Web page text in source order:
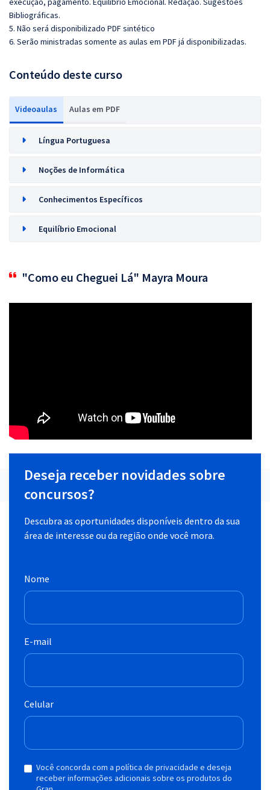
Bibliográficas.
5. Não será disponibilizado PDF sintético
6. Serão ministradas somente as aulas em PDF já disponibilizadas.
Conteúdo deste curso
Videoaulas Aulas em PDF
Língua Portuguesa
Noções de Informática
Conhecimentos Específicos
Equilíbrio Emocional
"Como eu Cheguei Lá" Mayra Moura
Deseja receber novidades sobre
concursos?
Descubra as oportunidades disponíveis dentro da sua
área de interesse ou da região onde você mora.
Nome
E-mail
Celular
Você concorda com a política de privacidade e deseja
receber informações adicionais sobre os produtos do